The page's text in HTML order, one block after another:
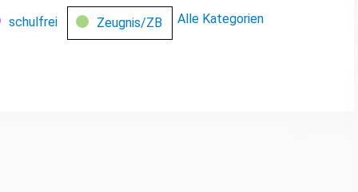
schulfrei Zeugnis/ZB Alle Kategorien